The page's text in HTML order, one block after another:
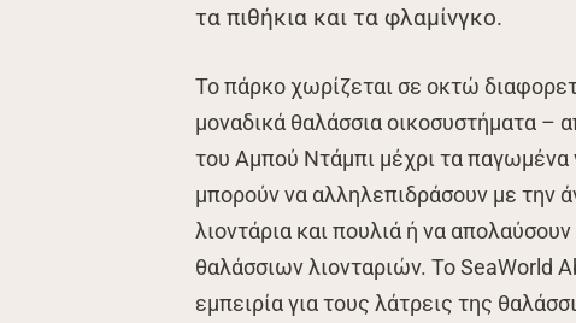
τα πιθήκια και τα φλαμίνγκο.
Το πάρκο χωρίζεται σε οκτώ
μοναδικά θαλάσσια οικοσυστήματα –
του Αμπού Ντάμπι μέχρι τα παγωμένα
μπορούν να αλληλεπιδράσουν με την
λιοντάρια και πουλιά ή να
θαλάσσιων λιονταριών. Το SeaWorld
εμπειρία για τους λάτρεις της